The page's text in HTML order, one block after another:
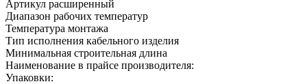
Артикул расширенный
Диапазон рабочих температур
Температура монтажа
Тип исполнения кабельного изделия
Минимальная строительная длина
Наименование в прайсе производителя:
Упаковки: